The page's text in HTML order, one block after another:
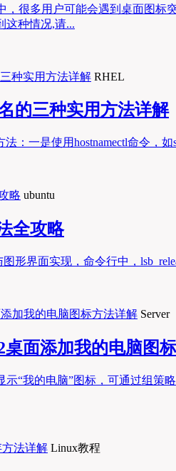
，很多用户可能会遇到桌面图
这种情况,请...
RHEL
的三种实用方法详解
：一是使用hostnamectl命令，如
ubuntu
全攻略
形界面实现，命令行中，
Server
桌面添加我的电脑图
示“我的电脑”图标，可通过组
Linux教程